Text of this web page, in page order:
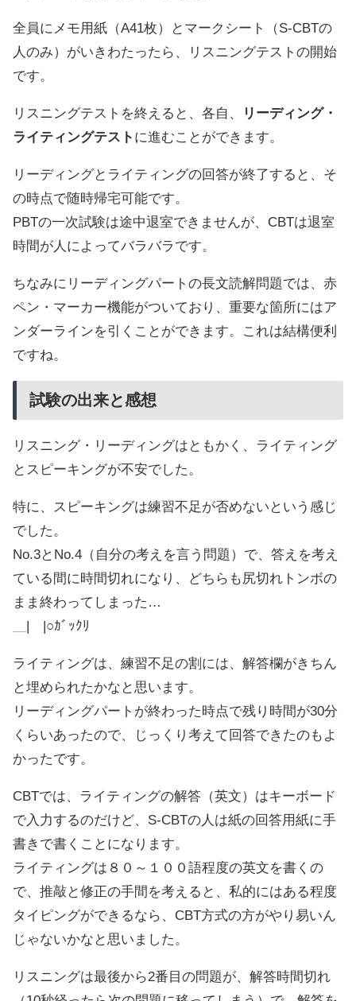
全員にメモ用紙（A41枚）とマークシート（S-CBTの
人のみ）がいきわたったら、リスニングテストの開始
です。
リスニングテストを終えると、各自、
リーディング・
ライティングテスト に進むことができます。
リーディングとライティングの回答が終了すると、そ
の時点で随時帰宅可能です。
PBTの一次試験は途中退室できませんが、CBTは退室
時間が人によってバラバラです。
ちなみにリーディングパートの長文読解問題では、赤
ペン・マーカー機能がついており、重要な箇所にはア
ンダーラインを引くことができます。これは結構便利
ですね。
試験の出来と感想
リスニング・リーディングはともかく、ライティング
とスピーキングが不安でした。
特に、スピーキングは練習不足が否めないという感じ
でした。
No.3とNo.4（自分の考えを言う問題）で、答えを考え
ている間に時間切れになり、どちらも尻切れトンボの
まま終わってしまった…
＿|￣|○ｶﾞｯｸﾘ
ライティングは、練習不足の割には、解答欄がきちん
と埋められたかなと思います。
リーディングパートが終わった時点で残り時間が30分
くらいあったので、じっくり考えて回答できたのもよ
かったです。
CBTでは、ライティングの解答（英文）はキーボード
で入力するのだけど、S-CBTの人は紙の回答用紙に手
書きで書くことになります。
ライティングは８０～１００語程度の英文を書くの
で、推敲と修正の手間を考えると、私的にはある程度
タイピングができるなら、CBT方式の方がやり易いん
じゃないかなと思いました。
リスニングは最後から2番目の問題が、解答時間切れ